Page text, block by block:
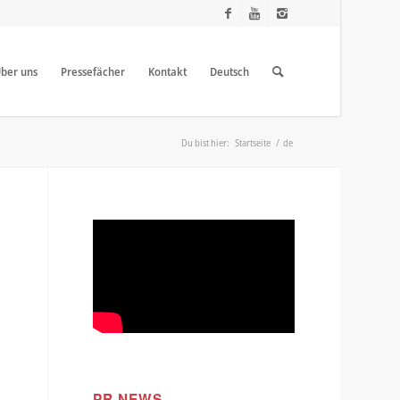
uns Pressefächer Kontakt Deutsch
Du bist hier: Startseite / de